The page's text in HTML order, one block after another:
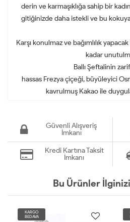
derin ve karmaşıklığa sahip bir
gitiğinizde daha istekli ve bu
Karşı konulmaz ve bağımlılık
kadar
Ballı Şeftalinin
hassas Frezya çiçeği, büyüleyici
kavrulmuş Kakao ile
Güvenli Alışveriş
İmkanı
Kredi Kartına Taksit
İmkanı
Bu Ürünler
KARGO
BEDAVA